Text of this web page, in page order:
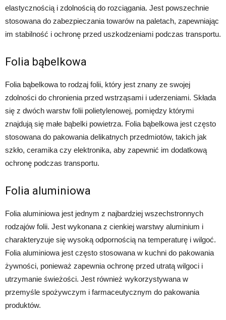
elastycznością i zdolnością do rozciągania. Jest powszechnie
stosowana do zabezpieczania towarów na paletach, zapewniając
im stabilność i ochronę przed uszkodzeniami podczas transportu.
Folia bąbelkowa
Folia bąbelkowa to rodzaj folii, który jest znany ze swojej
zdolności do chronienia przed wstrząsami i uderzeniami. Składa
się z dwóch warstw folii polietylenowej, pomiędzy którymi
znajdują się małe bąbelki powietrza. Folia bąbelkowa jest często
stosowana do pakowania delikatnych przedmiotów, takich jak
szkło, ceramika czy elektronika, aby zapewnić im dodatkową
ochronę podczas transportu.
Folia aluminiowa
Folia aluminiowa jest jednym z najbardziej wszechstronnych
rodzajów folii. Jest wykonana z cienkiej warstwy aluminium i
charakteryzuje się wysoką odpornością na temperaturę i wilgoć.
Folia aluminiowa jest często stosowana w kuchni do pakowania
żywności, ponieważ zapewnia ochronę przed utratą wilgoci i
utrzymanie świeżości. Jest również wykorzystywana w
przemyśle spożywczym i farmaceutycznym do pakowania
produktów.